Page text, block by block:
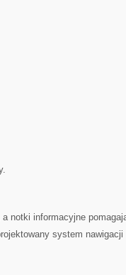
notki informacyjne
system nawigacji